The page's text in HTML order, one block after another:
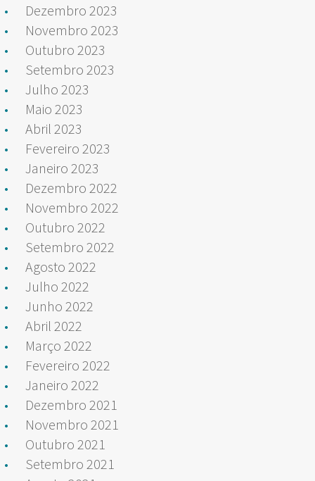
Dezembro 2023
Novembro 2023
Outubro 2023
Setembro 2023
Julho 2023
Maio 2023
Abril 2023
Fevereiro 2023
Janeiro 2023
Dezembro 2022
Novembro 2022
Outubro 2022
Setembro 2022
Agosto 2022
Julho 2022
Junho 2022
Abril 2022
Março 2022
Fevereiro 2022
Janeiro 2022
Dezembro 2021
Novembro 2021
Outubro 2021
Setembro 2021